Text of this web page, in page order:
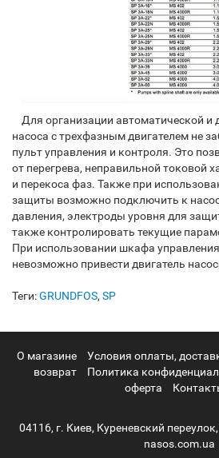
Для организации автоматической и
насоса с трехфазным двигателем не
пульт управления и контроля. Это
от перегрева, неправильной токовой
и перекоса фаз. Также при
защиты возможно подключить к
давления, электроды уровня для
также контролировать текущие
При использовании шкафа
невозможно привести двигатель
Теги:GRUNDFOS, SP
О магазине Условия оплаты,
возврат
Политика
оферта
04116, г. Киев, Куреневский
nasos.com.ua